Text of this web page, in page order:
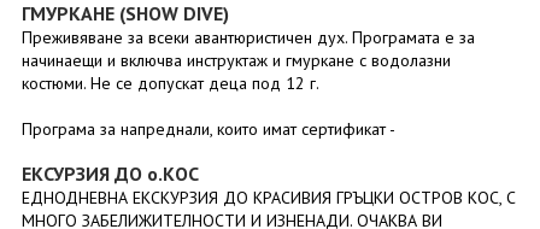
ГМУРКАНЕ (SHOW DIVE)
Преживяване за всеки авантюристичен дух. Програмата е за
начинаещи и включва инструктаж и гмуркане с водолазни
костюми. Не се допускат деца под 12 г.
Програма за напреднали, които имат сертификат -
ЕКСУРЗИЯ ДО о.КОС
ЕДНОДНЕВНА ЕКСКУРЗИЯ ДО КРАСИВИЯ ГРЪЦКИ ОСТРОВ КОС, С
МНОГО ЗАБЕЛИЖИТЕЛНОСТИ И ИЗНЕНАДИ. ОЧАКВА ВИ